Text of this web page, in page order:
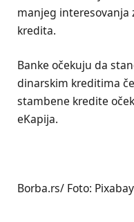
manjeg interesovanja
kredita.
Banke očekuju da
dinarskim kreditima
stambene kredite
eKapija.
Borba.rs/ Foto: Pixabay